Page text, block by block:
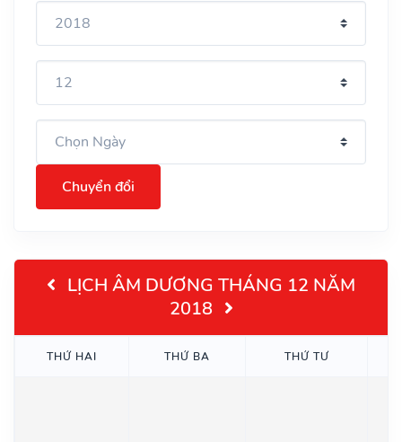
Chuyển đổi
LỊCH ÂM DƯƠNG THÁNG 12 NĂM
2018
THỨ HAI THỨ BA THỨ TƯ